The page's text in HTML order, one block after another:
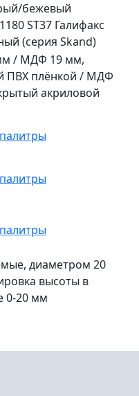
бежевый
ST37 Галифакс
(серия Skand)
/ МДФ 19 мм,
ПВХ плёнкой / МДФ
акриловой
палитры
палитры
палитры
диаметром 20
высоты в
0-20 мм